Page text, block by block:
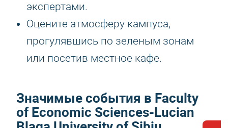
экспертами.
Оцените атмосферу кампуса,
прогулявшись по зеленым зонам
или посетив местное кафе.
Значимые события в Faculty
of Economic Sciences-Lucian